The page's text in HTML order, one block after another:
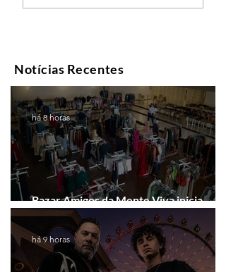
Notícias Recentes
Bazar Amigos da Mente Viva inicia
arrecadação em Gramado e Canela
há 8 horas
há 9 horas